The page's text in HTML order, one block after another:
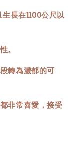
長在1100公尺以
。
轉為濃郁的可
非常喜愛，接受